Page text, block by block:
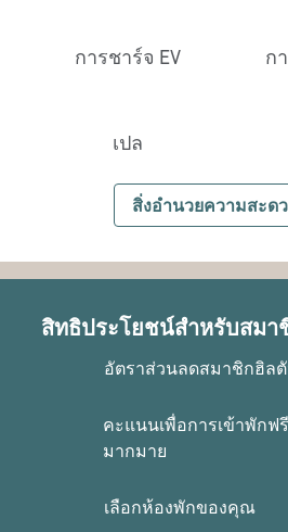
การชาร์จ EV ก
เปล
สิ่งอํานวยความสะด
สิทธิประโยชน์สำหรับสมา
อัตราส่วนลดสมาชิกฮิล
คะแนนเพื่อการเข้าพักฟ
มากมาย
เลือกห้องพักของคุณ